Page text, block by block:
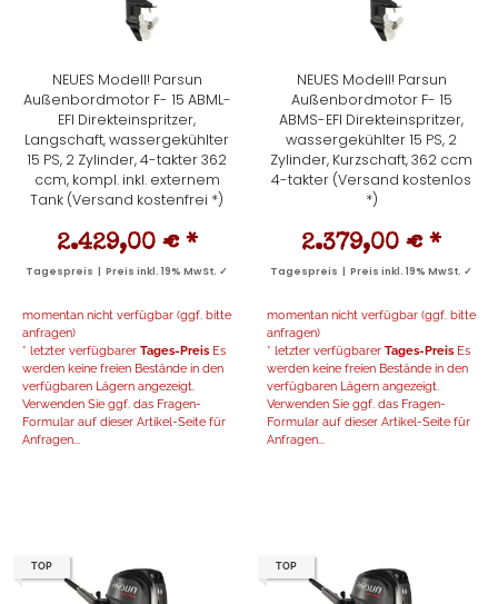
NEUES Modell! Parsun
Außenbordmotor F- 15 ABML-
EFI Direkteinspritzer,
Langschaft, wassergekühlter
15 PS, 2 Zylinder, 4-takter 362
ccm, kompl. inkl. externem
Tank (Versand kostenfrei *)
2.429,00 € *
Tagespreis | Preis inkl. 19% MwSt. ✓
momentan nicht verfügbar (ggf. bitte
anfragen)
* letzter verfügbarer Tages-Preis Es
werden keine freien Bestände in den
verfügbaren Lägern angezeigt.
Verwenden Sie ggf. das Fragen-
Formular auf dieser Artikel-Seite für
Anfragen...
NEUES Modell! Parsun
Außenbordmotor F- 15
ABMS-EFI Direkteinspritzer,
wassergekühlter 15 PS, 2
Zylinder, Kurzschaft, 362 ccm
4-takter (Versand kostenlos
*)
2.379,00 € *
Tagespreis | Preis inkl. 19% MwSt. ✓
momentan nicht verfügbar (ggf. bitte
anfragen)
* letzter verfügbarer Tages-Preis Es
werden keine freien Bestände in den
verfügbaren Lägern angezeigt.
Verwenden Sie ggf. das Fragen-
Formular auf dieser Artikel-Seite für
Anfragen...
TOP TOP